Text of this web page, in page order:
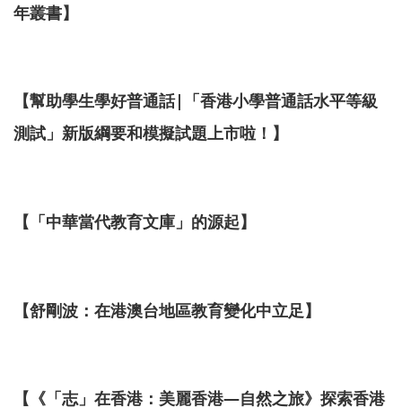
年叢書】
【幫助學生學好普通話|「香港小學普通話水平等級
測試」新版綱要和模擬試題上市啦！ 】
【「中華當代教育文庫」的源起】
【舒剛波：在港澳台地區教育變化中立足】
【 《「志」在香港：美麗香港—自然之旅》 探索香港